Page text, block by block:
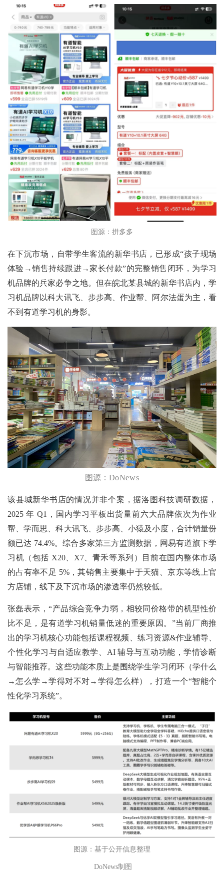
图源：拼多多
在下沉市场，自带学生客流的新华书店，已形成“孩子现场
体验→销售持续跟进→家长付款”的完整销售闭环，为学习
机品牌的兵家必争之地。但在皖北某县城的新华书店内，学
习机品牌以科大讯飞、步步高、作业帮、阿尔法蛋为主，看
不到有道学习机的身影。
图源： DoNews
该县城新华书店的情况并非个案，据洛图科技调研数据，
2025 年 Q1，国内学习平板出货量前六大品牌依次为作业
帮、学而思、科大讯飞、步步高、小猿及小度，合计销量份
额已达 74.4%。综合多家第三方监测数据，网易有道旗下学
习机（包括 X20、X7、青禾等系列）目前在国内整体市场
的占有率不足 5%，其销售主要集中于天猫、京东等线上官
方店铺，线下及下沉市场的渗透率仍然较低。
张磊表示，“产品综合竞争力弱，相较同价格带的机型性价
比不足，是有道学习机销量低迷的重要原因。”当前厂商推
出的学习机核心功能包括课程视频、练习资源&作业辅导、
个性化学习与自适应教学、AI 辅导与互动功能，学情诊断
与智能推荐。这些功能本质上是围绕学生学习闭环（学什么
→怎么学→学得对不对→学得怎么样），打造一个“智能个
性化学习系统”。
图源：基于公开信息整理
DoNews制图